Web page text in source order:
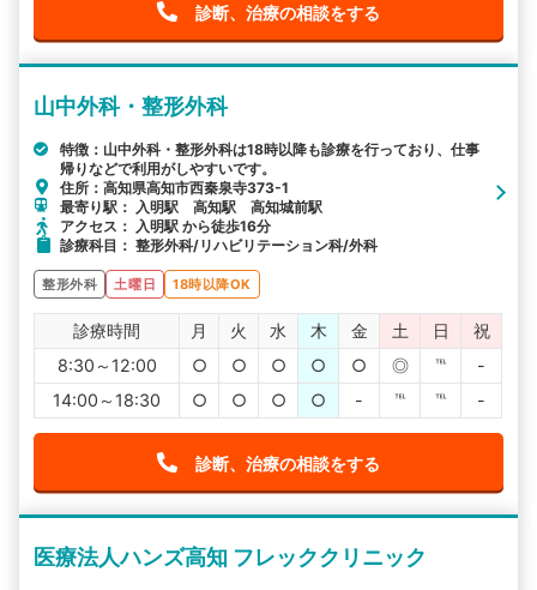
診断、治療の相談をする
山中外科・整形外科
特徴：山中外科・整形外科は18時以降も診療を行っており、仕事
帰りなどで利用がしやすいです。
住所：高知県高知市西秦泉寺373-1
最寄り駅： 入明駅 高知駅 高知城前駅
アクセス： 入明駅 から徒歩16分
診療科目： 整形外科/リハビリテーション科/外科
整形外科 土曜日 18時以降OK
診療時間 月 火 水 木 金 土 日
祝
8:30～12:00
○ ○ ○ ○ ○ ◎ ℡
-
14:00～18:30
○ ○ ○ ○ - ℡ ℡ -
診断、治療の相談をする
医療法人ハンズ高知 フレッククリニック